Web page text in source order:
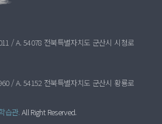
/ A. 54078 전북특별자치도 군산시 시청로
/ A. 54152 전북특별자치도 군산시 황룡로
습관. All Right Reserved.